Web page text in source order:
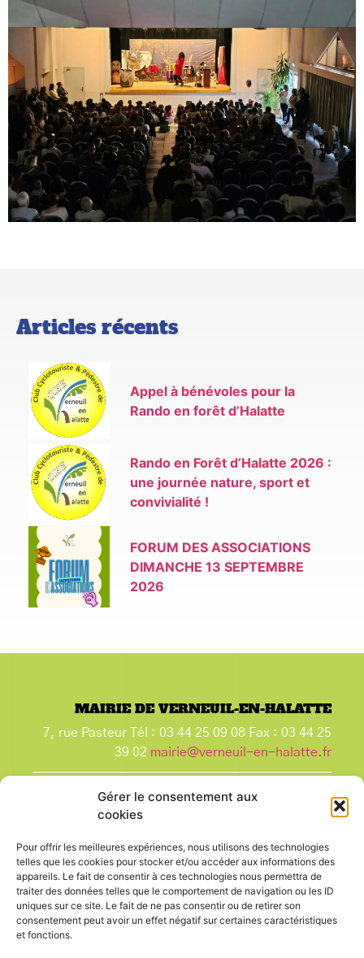
Gérer le consentement aux
cookies
Pour offrir les meilleures expériences, nous utilisons des technologies
telles que les cookies pour stocker et/ou accéder aux informations des
appareils. Le fait de consentir à ces technologies nous permettra de
traiter des données telles que le comportement de navigation ou les ID
uniques sur ce site. Le fait de ne pas consentir ou de retirer son
consentement peut avoir un effet négatif sur certaines caractéristiques
et fonctions.
Articles récents
Appel à bénévoles pour la
Rando en forêt d’Halatte
Rando en Forêt d’Halatte 2026 :
une journée nature, sport et
convivialité !
FORUM DES ASSOCIATIONS
DIMANCHE 13 SEPTEMBRE
2026
MAIRIE DE VERNEUIL-EN-HALATTE
7, rue Pasteur Tél : 03 44 25 09 08 Fax : 03 44 25
39 02 mairie@verneuil-en-halatte.fr
Ouverture au public de 9h00 à 12h00
et de 14h00 à 18h00 du lundi après-midi au
et le samedi de 9h00 à 12h00.
La Mairie est fermée tous les lundis matin
, ainsi
que les jours fériés.